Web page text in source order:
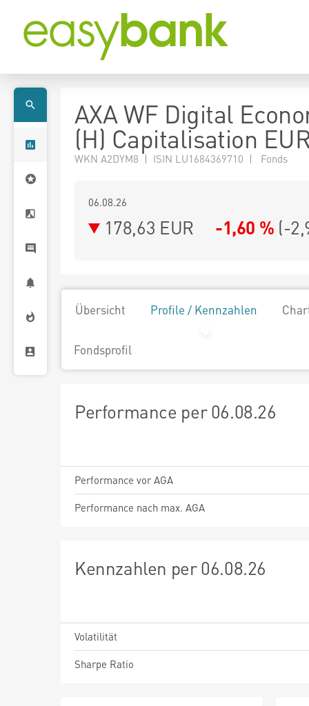
AXA WF Digital
(H) Capitalisation
WKN A2DYM8 | ISIN LU1684369710 | Fonds
06.08.26
178,63 EUR -1,60 % (-
Übersicht Profile / Kennzahlen
Fondsprofil
Performance per 06.08.26
Performance vor AGA
Performance nach max. AGA
Kennzahlen per 06.08.26
Volatilität
Sharpe Ratio